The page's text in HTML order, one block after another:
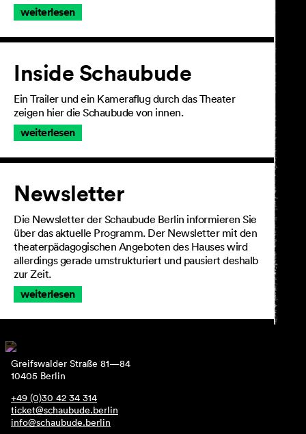
weiterlesen
Inside Schaubude
Ein Trailer und ein Kameraflug durch das Theater
zeigen hier die Schaubude von innen.
weiterlesen
Newsletter
Die Newsletter der Schaubude Berlin informieren Sie
über das aktuelle Programm. Der Newsletter mit den
theaterpädagogischen Angeboten des Hauses wird
allerdings gerade umstrukturiert und pausiert deshalb
zur Zeit.
weiterlesen
Greifswalder Straße 81—84
10405 Berlin
+49 (0)30 42 34 314
ticket@schaubude.berlin
info@schaubude.berlin